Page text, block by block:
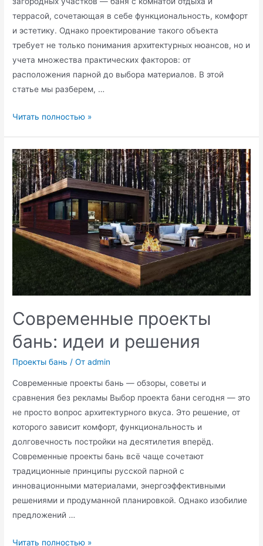
террасой, сочетающая в себе функциональность, комфорт
и эстетику. Однако проектирование такого объекта
требует не только понимания архитектурных нюансов, но и
учета множества практических факторов: от
расположения парной до выбора материалов. В этой
статье мы разберем, …
Проект
комнатой
отдыха:
планировка
и
советы
Читать полностью »
Современные проекты
бань: идеи и решения
Проекты бань / От admin
Современные проекты бань — обзоры, советы и
сравнения без рекламы Выбор проекта бани сегодня — это
не просто вопрос архитектурного вкуса. Это решение, от
которого зависит комфорт, функциональность и
долговечность постройки на десятилетия вперёд.
Современные проекты бань всё чаще сочетают
традиционные принципы русской парной с
инновационными материалами, энергоэффективными
решениями и продуманной планировкой. Однако изобилие
предложений …
Современные
Читать полностью »